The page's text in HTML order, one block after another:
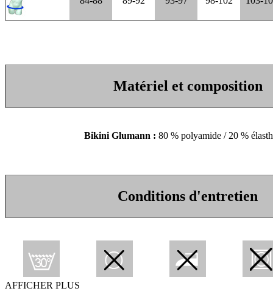
Matériel et composition
Bikini Glumann : 80 % polyamide / 20 %
Conditions d'entretien
AFFICHER PLUS